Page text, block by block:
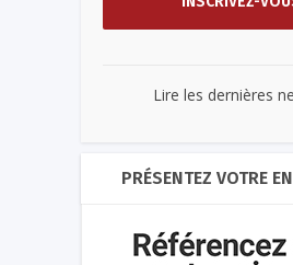
Lire les dernières
PRÉSENTEZ VOTRE